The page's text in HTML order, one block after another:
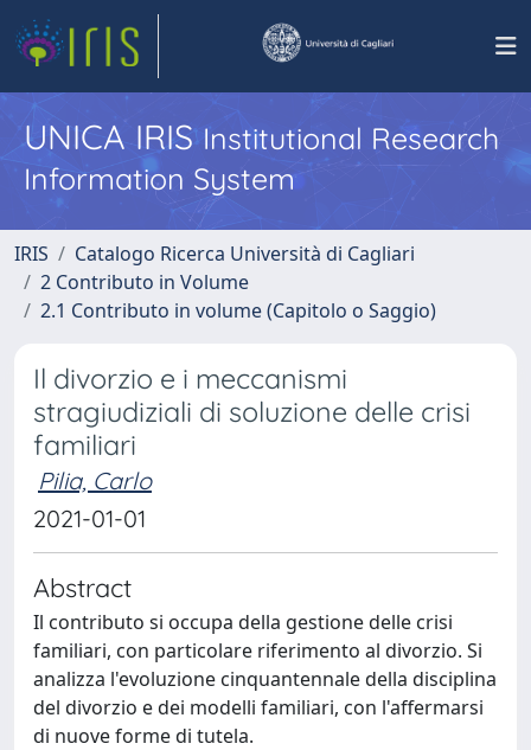
UNICA IRISInstitutional Research
Information System
IRIS
Catalogo Ricerca Università di Cagliari
2 Contributo in Volume
2.1 Contributo in volume (Capitolo o Saggio)
Il divorzio e i meccanismi
stragiudiziali di soluzione delle crisi
familiari
Pilia, Carlo
2021-01-01
Abstract
Il contributo si occupa della gestione delle crisi
familiari, con particolare riferimento al divorzio. Si
analizza l'evoluzione cinquantennale della disciplina
del divorzio e dei modelli familiari, con l'affermarsi
di nuove forme di tutela.